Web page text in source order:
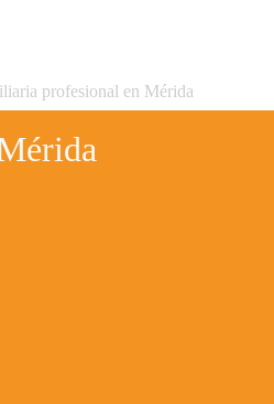
profesional en Mérida